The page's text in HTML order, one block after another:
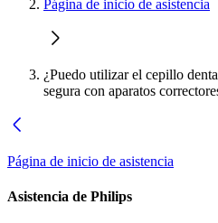
Página de inicio de asistencia
¿Puedo utilizar el cepillo
segura con aparatos
Página de inicio de asistencia
Asistencia de Philips